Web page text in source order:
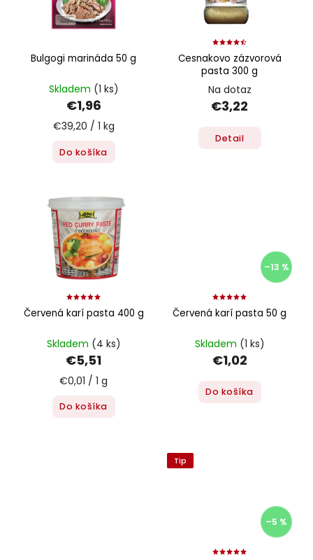
Bulgogi marináda 50 g
Skladem (1 ks)
€1,96
€39,20 / 1 kg
Do košíka
Cesnakovo zázvorová
pasta 300 g
Na dotaz
€3,22
Detail
Červená karí pasta 400 g
Skladem (4 ks)
€5,51
€0,01 / 1 g
Do košíka
–13 %
Červená karí pasta 50 g
Skladem (1 ks)
€1,02
Do košíka
Tip
–5 %